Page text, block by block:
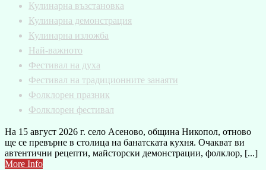
Кулинарна възстановка
Кулинарна демонстрация
Кулинарна изложба
Най-важното
Фестивал на духа
Фестивал на традиционните занаяти
Фолклорен празник
Фолклорен фестивал
На 15 август 2026 г. село Асеново, община Никопол, отново
ще се превърне в столица на банатската кухня. Очакват ви
автентични рецепти, майсторски демонстрации, фолклор, [...]
More Info